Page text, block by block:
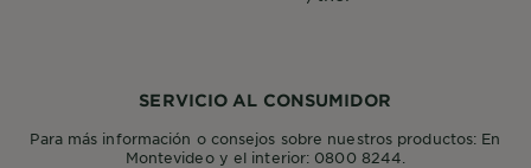
SERVICIO AL CONSUMIDOR
Para más información o consejos sobre nuestros productos: En
Montevideo y el interior: 0800 8244.